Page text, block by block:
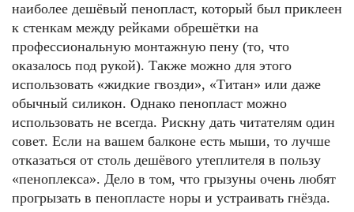
наиболее дешёвый пенопласт, который был приклеен
к стенкам между рейками обрешётки на
профессиональную монтажную пену (то, что
оказалось под рукой). Также можно для этого
использовать «жидкие гвозди», «Титан» или даже
обычный силикон. Однако пенопласт можно
использовать не всегда. Рискну дать читателям один
совет. Если на вашем балконе есть мыши, то лучше
отказаться от столь дешёвого утеплителя в пользу
«пеноплекса». Дело в том, что грызуны очень любят
прогрызать в пенопласте норы и устраивать гнёзда.